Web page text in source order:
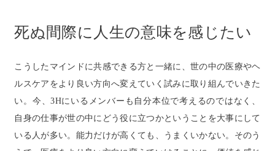
死ぬ間際に人生の意味を感じたい
こうしたマインドに共感できる方と一緒に、世の中の医療やヘ
ルスケアをより良い方向へ変えていく試みに取り組んでいきた
い。今、3Hにいるメンバーも自分本位で考えるのではなく、
自身の仕事が世の中にどう役に立つかということを大事にして
いる人が多い。能力だけが高くても、うまくいかない。そのう